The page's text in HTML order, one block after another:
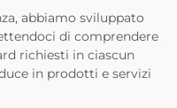
abbiamo sviluppato
di comprendere
richiesti in ciascun
in prodotti e servizi